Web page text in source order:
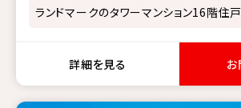
ランドマークのタワーマンション16階住戸
詳細を見る